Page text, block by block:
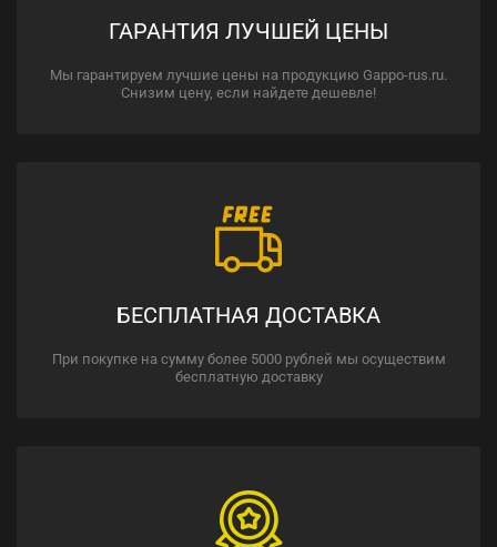
ГАРАНТИЯ ЛУЧШЕЙ ЦЕНЫ
Мы гарантируем лучшие цены на продукцию Gappo-rus.ru.
Снизим цену, если найдете дешевле!
БЕСПЛАТНАЯ ДОСТАВКА
При покупке на сумму более 5000 рублей мы осуществим
бесплатную доставку